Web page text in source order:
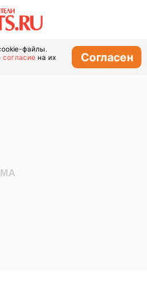
файлы.
согласие на их
Согласен